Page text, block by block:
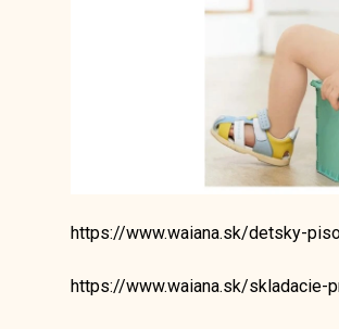
https://www.waiana.sk/detsky-
https://www.waiana.sk/